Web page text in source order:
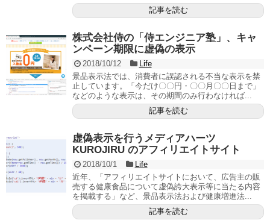
記事を読む
株式会社侍の「侍エンジニア塾」、キャ
ンペーン期限に虚偽の表示
2018/10/12
Life
景品表示法では、消費者に誤認される不当な表示を禁
止しています。「今だけ〇〇円・〇〇月〇〇日まで」
などのような表示は、その期間のみ行わなければ...
記事を読む
虚偽表示を行うメディアハーツ
KUROJIRU のアフィリエイトサイト
2018/10/1
Life
近年、「アフィリエイトサイトにおいて、広告主の販
売する健康食品について虚偽誇大表示等に当たる内容
を掲載する」など、景品表示法および健康増進法...
記事を読む